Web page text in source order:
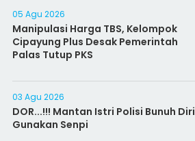
05 Agu 2026
Manipulasi Harga TBS, Kelompok
Cipayung Plus Desak Pemerintah
Palas Tutup PKS
03 Agu 2026
DOR...!!! Mantan Istri Polisi Bunuh Diri
Gunakan Senpi